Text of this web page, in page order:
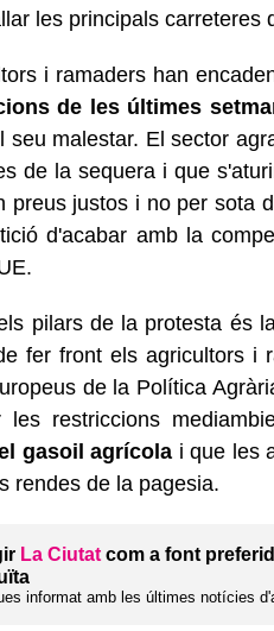
les principals carreteres
i ramaders han
de les últimes
seu malestar. El sector
de la sequera i que
preus justos i no per sota
d'acabar amb la
pilars de la protesta és
fer front els agricultors i
de la Política
les restriccions
gasoil agrícola i que les
rendes de la pagesia.
La Ciutat com a font
informat amb les últimes notícies